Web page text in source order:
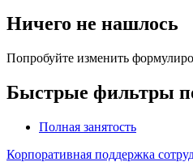
Ничего не нашлось
Попробуйте изменить
Быстрые фильтры
Полная занятость
Корпоративная поддержка